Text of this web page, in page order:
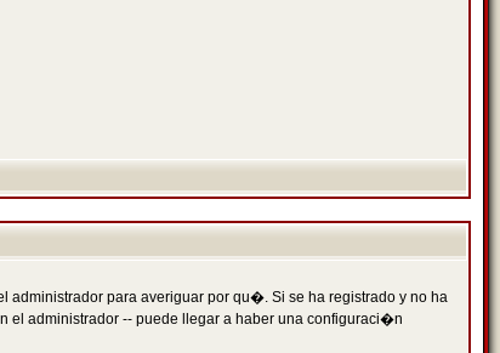
para averiguar por qu�. Si se ha registrado y no ha
el administrador -- puede llegar a haber una configuraci�n